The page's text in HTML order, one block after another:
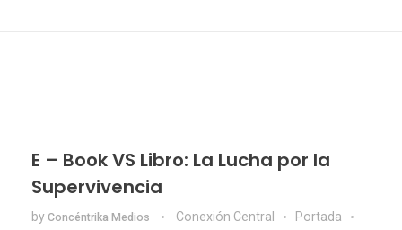
E – Book VS Libro: La Lucha por la
Supervivencia
by Concéntrika Medios Conexión Central
Portada